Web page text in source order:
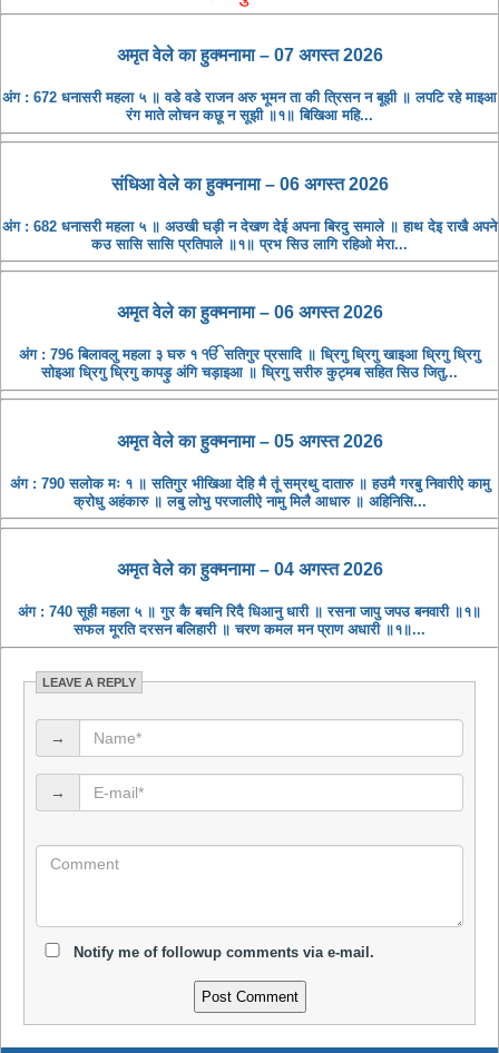
अमृत ​​वेले का हुक्मनामा – 07 अगस्त 2026
अंग : 672 धनासरी महला ५ ॥ वडे वडे राजन अरु भूमन ता की त्रिसन न बूझी ॥ लपटि रहे माइआ
रंग माते लोचन कछू न सूझी ॥१॥ बिखिआ महि...
संधिआ ​​वेले का हुक्मनामा – 06 अगस्त 2026
अंग : 682 धनासरी महला ५ ॥ अउखी घड़ी न देखण देई अपना बिरदु समाले ॥ हाथ देइ राखै अपने
कउ सासि सासि प्रतिपाले ॥१॥ प्रभ सिउ लागि रहिओ मेरा...
अमृत ​​वेले का हुक्मनामा – 06 अगस्त 2026
अंग : 796 बिलावलु महला ३ घरु १ ੴ सतिगुर प्रसादि ॥ ध्रिगु ध्रिगु खाइआ ध्रिगु ध्रिगु
सोइआ ध्रिगु ध्रिगु कापड़ु अंगि चड़ाइआ ॥ ध्रिगु सरीरु कुट्मब सहित सिउ जितु...
अमृत ​​वेले का हुक्मनामा – 05 अगस्त 2026
अंग : 790 सलोक मः १ ॥ सतिगुर भीखिआ देहि मै तूं सम्रथु दातारु ॥ हउमै गरबु निवारीऐ कामु
क्रोधु अहंकारु ॥ लबु लोभु परजालीऐ नामु मिलै आधारु ॥ अहिनिसि...
अमृत ​​वेले का हुक्मनामा – 04 अगस्त 2026
अंग : 740 सूही महला ५ ॥ गुर कै बचनि रिदै धिआनु धारी ॥ रसना जापु जपउ बनवारी ॥१॥
सफल मूरति दरसन बलिहारी ॥ चरण कमल मन प्राण अधारी ॥१॥...
LEAVE A REPLY
→
→
Notify me of followup comments via e-mail.